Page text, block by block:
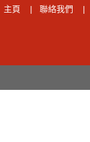
主頁 | 聯絡我們 |